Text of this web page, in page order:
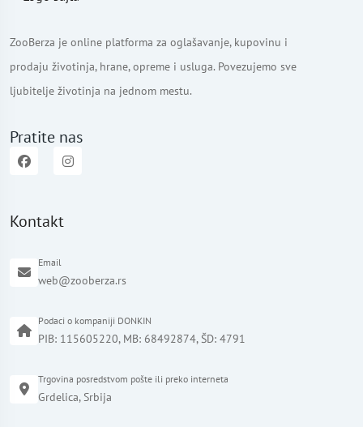
ZooBerza je online platforma za oglašavanje, kupovinu i
prodaju životinja, hrane, opreme i usluga. Povezujemo sve
ljubitelje životinja na jednom mestu.
Pratite nas
Kontakt
Email
web@zooberza.rs
Podaci o kompaniji DONKIN
PIB: 115605220, MB: 68492874, ŠD: 4791
Trgovina posredstvom pošte ili preko interneta
Grdelica, Srbija